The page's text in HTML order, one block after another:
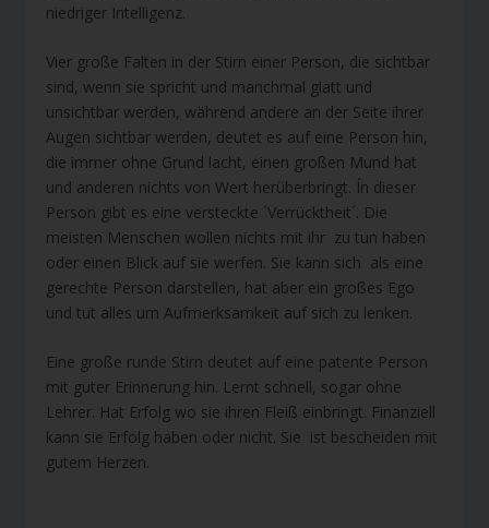
niedriger Intelligenz.
Vier große Falten in der Stirn einer Person, die sichtbar
sind, wenn sie spricht und manchmal glatt und
unsichtbar werden, während andere an der Seite ihrer
Augen sichtbar werden, deutet es auf eine Person hin,
die immer ohne Grund lacht, einen großen Mund hat
und anderen nichts von Wert herüberbringt. Ín dieser
Person gibt es eine versteckte ´Verrücktheit´. Die
meisten Menschen wollen nichts mit ihr zu tun haben
oder einen Blick auf sie werfen. Sie kann sich als eine
gerechte Person darstellen, hat aber ein großes Ego
und tut alles um Aufmerksamkeit auf sich zu lenken.
Eine große runde Stirn deutet auf eine patente Person
mit guter Erinnerung hin. Lernt schnell, sogar ohne
Lehrer. Hat Erfolg wo sie ihren Fleiß einbringt. Finanziell
kann sie Erfolg haben oder nicht. Sie ist bescheiden mit
gutem Herzen.